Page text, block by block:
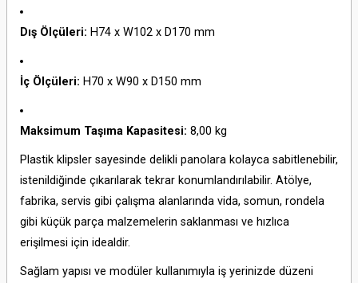
Dış Ölçüleri: H74 x W102 x D170 mm
İç Ölçüleri: H70 x W90 x D150 mm
Maksimum Taşıma Kapasitesi: 8,00 kg
Plastik klipsler sayesinde delikli panolara kolayca sabitlenebilir,
istenildiğinde çıkarılarak tekrar konumlandırılabilir. Atölye,
fabrika, servis gibi çalışma alanlarında vida, somun, rondela
gibi küçük parça malzemelerin saklanması ve hızlıca
erişilmesi için idealdir.
Sağlam yapısı ve modüler kullanımıyla iş yerinizde düzeni